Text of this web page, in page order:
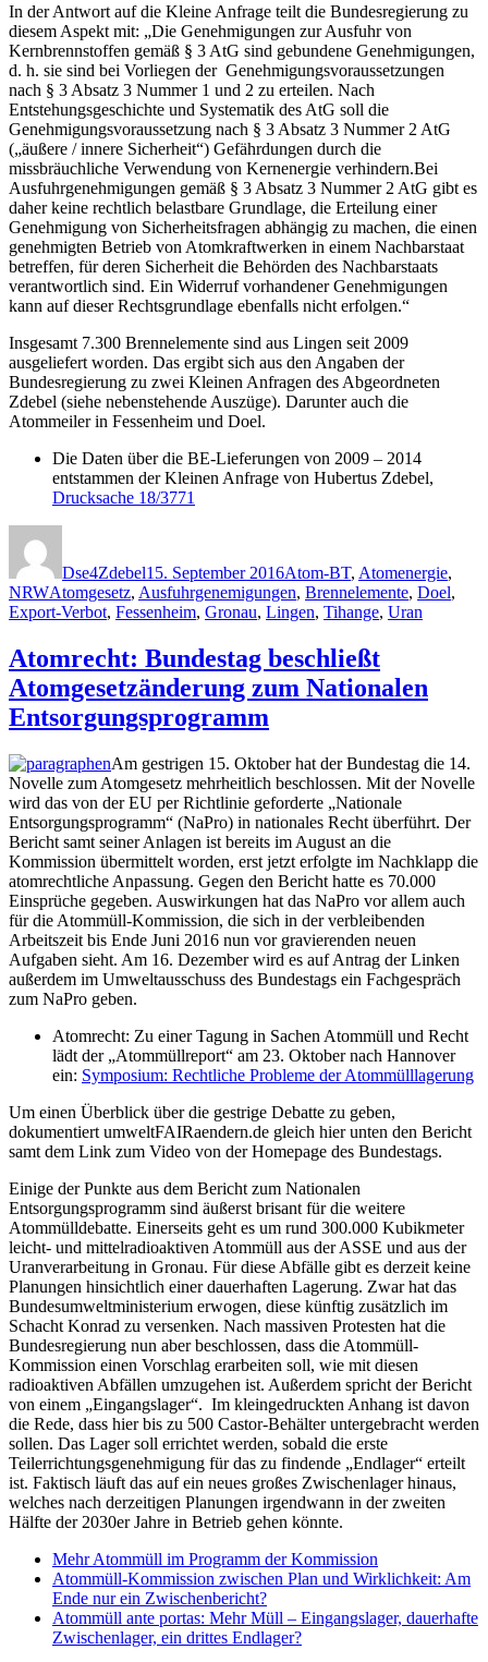
In der Antwort auf die Kleine Anfrage teilt die Bundesregierung zu
diesem Aspekt mit: „Die Genehmigungen zur Ausfuhr von
Kernbrennstoffen gemäß § 3 AtG sind gebundene Genehmigungen,
d. h. sie sind bei Vorliegen der Genehmigungsvoraussetzungen
nach § 3 Absatz 3 Nummer 1 und 2 zu erteilen. Nach
Entstehungsgeschichte und Systematik des AtG soll die
Genehmigungsvoraussetzung nach § 3 Absatz 3 Nummer 2 AtG
(„äußere / innere Sicherheit“) Gefährdungen durch die
missbräuchliche Verwendung von Kernenergie verhindern.Bei
Ausfuhrgenehmigungen gemäß § 3 Absatz 3 Nummer 2 AtG gibt es
daher keine rechtlich belastbare Grundlage, die Erteilung einer
Genehmigung von Sicherheitsfragen abhängig zu machen, die einen
genehmigten Betrieb von Atomkraftwerken in einem Nachbarstaat
betreffen, für deren Sicherheit die Behörden des Nachbarstaats
verantwortlich sind. Ein Widerruf vorhandener Genehmigungen
kann auf dieser Rechtsgrundlage ebenfalls nicht erfolgen.“
Insgesamt 7.300 Brennelemente sind aus Lingen seit 2009
ausgeliefert worden. Das ergibt sich aus den Angaben der
Bundesregierung zu zwei Kleinen Anfragen des Abgeordneten
Zdebel (siehe nebenstehende Auszüge). Darunter auch die
Atommeiler in Fessenheim und Doel.
Die Daten über die BE-Lieferungen von 2009 – 2014
entstammen der Kleinen Anfrage von Hubertus Zdebel,
Drucksache 18/3771
Dse4Zdebel15. September 2016Atom-BT, Atomenergie,
NRWSchlagwörter
Atomgesetz, Ausfuhrgenemigungen, Brennelemente, Doel,
Export-Verbot, Fessenheim, Gronau, Lingen, Tihange, Uran
Atomrecht: Bundestag beschließt
Atomgesetzänderung zum Nationalen
Entsorgungsprogramm
Am gestrigen 15. Oktober hat der Bundestag die 14.
Novelle zum Atomgesetz mehrheitlich beschlossen. Mit der Novelle
wird das von der EU per Richtlinie geforderte „Nationale
Entsorgungsprogramm“ (NaPro) in nationales Recht überführt. Der
Bericht samt seiner Anlagen ist bereits im August an die
Kommission übermittelt worden, erst jetzt erfolgte im Nachklapp die
atomrechtliche Anpassung. Gegen den Bericht hatte es 70.000
Einsprüche gegeben. Auswirkungen hat das NaPro vor allem auch
für die Atommüll-Kommission, die sich in der verbleibenden
Arbeitszeit bis Ende Juni 2016 nun vor gravierenden neuen
Aufgaben sieht. Am 16. Dezember wird es auf Antrag der Linken
außerdem im Umweltausschuss des Bundestags ein Fachgespräch
zum NaPro geben.
Atomrecht: Zu einer Tagung in Sachen Atommüll und Recht
lädt der „Atommüllreport“ am 23. Oktober nach Hannover
ein: Symposium: Rechtliche Probleme der Atommülllagerung
Um einen Überblick über die gestrige Debatte zu geben,
dokumentiert umweltFAIRaendern.de gleich hier unten den Bericht
samt dem Link zum Video von der Homepage des Bundestags.
Einige der Punkte aus dem Bericht zum Nationalen
Entsorgungsprogramm sind äußerst brisant für die weitere
Atommülldebatte. Einerseits geht es um rund 300.000 Kubikmeter
leicht- und mittelradioaktiven Atommüll aus der ASSE und aus der
Uranverarbeitung in Gronau. Für diese Abfälle gibt es derzeit keine
Planungen hinsichtlich einer dauerhaften Lagerung. Zwar hat das
Bundesumweltministerium erwogen, diese künftig zusätzlich im
Schacht Konrad zu versenken. Nach massiven Protesten hat die
Bundesregierung nun aber beschlossen, dass die Atommüll-
Kommission einen Vorschlag erarbeiten soll, wie mit diesen
radioaktiven Abfällen umzugehen ist. Außerdem spricht der Bericht
von einem „Eingangslager“. Im kleingedruckten Anhang ist davon
die Rede, dass hier bis zu 500 Castor-Behälter untergebracht werden
sollen. Das Lager soll errichtet werden, sobald die erste
Teilerrichtungsgenehmigung für das zu findende „Endlager“ erteilt
ist. Faktisch läuft das auf ein neues großes Zwischenlager hinaus,
welches nach derzeitigen Planungen irgendwann in der zweiten
Hälfte der 2030er Jahre in Betrieb gehen könnte.
Mehr Atommüll im Programm der Kommission
Atommüll-Kommission zwischen Plan und Wirklichkeit: Am
Ende nur ein Zwischenbericht?
Atommüll ante portas: Mehr Müll – Eingangslager, dauerhafte
Zwischenlager, ein drittes Endlager?